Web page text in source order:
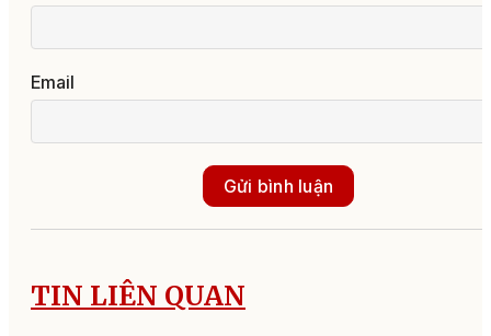
Email
Gửi bình luận
TIN LIÊN QUAN